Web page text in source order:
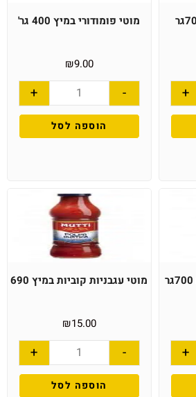
+
מוטי פומודורי במיץ 400 גר'
₪9.00
-
+
הוספה לסל
+
מוטי עגבניות קוביות במיץ 690
₪15.00
-
+
הוספה לסל